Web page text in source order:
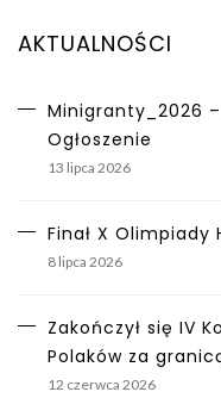
AKTUALNOŚCI
Minigranty_2026
Ogłoszenie
13 lipca 2026
Finał X Olimpiady
8 lipca 2026
Zakończył się IV
Polaków za
12 czerwca 2026